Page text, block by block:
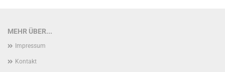
MEHR ÜBER...
Impressum
Kontakt